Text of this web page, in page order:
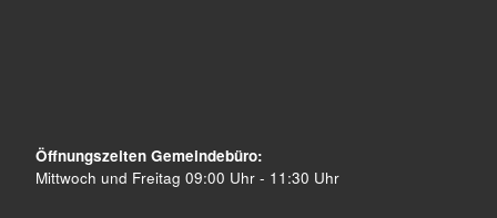
Öffnungszeiten Gemeindebüro:
Mittwoch und Freitag 09:00 Uhr - 11:30 Uhr